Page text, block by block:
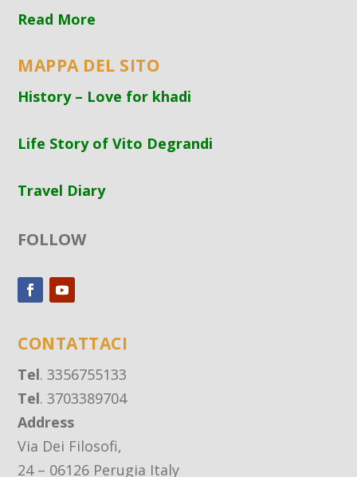
Read More
MAPPA DEL SITO
History – Love for khadi
Life Story of Vito Degrandi
Travel Diary
FOLLOW
CONTATTACI
Tel. 3356755133
Tel. 3703389704
Address
Via Dei Filosofi,
24 – 06126 Perugia Italy